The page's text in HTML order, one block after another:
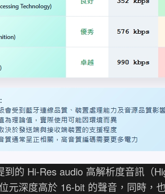
到的 Hi-Res audio 高解析度音訊（
元深度高於 16-bit 的聲音，同時，